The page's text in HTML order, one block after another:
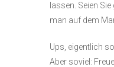
lassen. Seien
man auf dem
Ups, eigentlich
Aber soviel: